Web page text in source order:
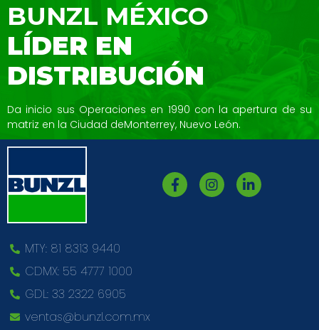
BUNZL MÉXICO
LÍDER EN
DISTRIBUCIÓN
Da inicio sus Operaciones en 1990 con la apertura de su
matriz en la Ciudad deMonterrey, Nuevo León.
MTY: 81 8313 9440
CDMX: 55 4777 1000
GDL: 33 2322 6905
ventas@bunzl.com.mx